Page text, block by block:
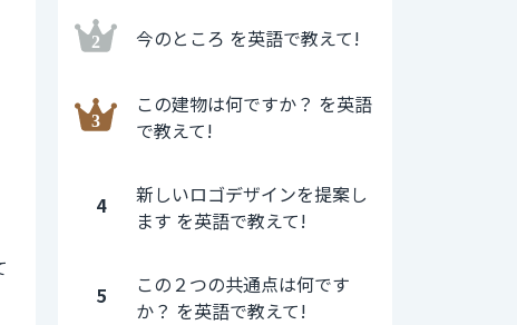
今のところ を英語で教えて!
この建物は何ですか？ を英語
で教えて!
4
新しいロゴデザインを提案し
ます を英語で教えて!
5
この２つの共通点は何です
か？ を英語で教えて!